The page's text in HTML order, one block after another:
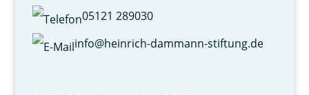
05121 289030
info@heinrich-dammann-stiftung.de